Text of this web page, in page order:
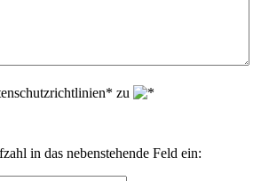
zu
in das nebenstehende Feld ein: